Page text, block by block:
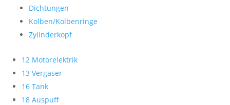
Dichtungen
Kolben/Kolbenringe
Zylinderkopf
12 Motorelektrik
13 Vergaser
16 Tank
18 Auspuff